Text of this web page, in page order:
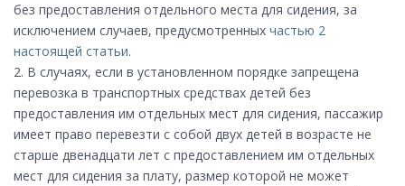
без предоставления отдельного места для сидения, за
исключением случаев, предусмотренных частью 2
настоящей статьи.
2. В случаях, если в установленном порядке запрещена
перевозка в транспортных средствах детей без
предоставления им отдельных мест для сидения, пассажир
имеет право перевезти с собой двух детей в возрасте не
старше двенадцати лет с предоставлением им отдельных
мест для сидения за плату, размер которой не может